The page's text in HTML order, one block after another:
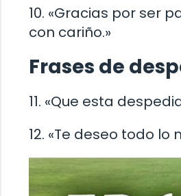
10. «Gracias por ser
con cariño.»
Frases de
11. «Que esta
12. «Te deseo todo